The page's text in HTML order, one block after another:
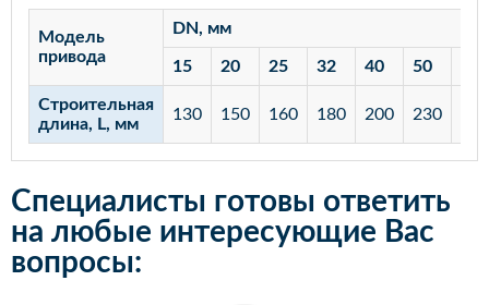
Модель
привода
DN, мм
15 20 25 32 40 50
Строительная
длина, L, мм
130 150 160 180 200 230
Специалисты готовы ответить
на любые интересующие Вас
вопросы: